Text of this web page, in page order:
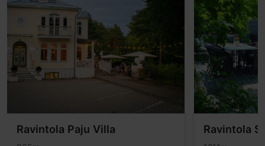
Ravintola Paju Villa Ravintola